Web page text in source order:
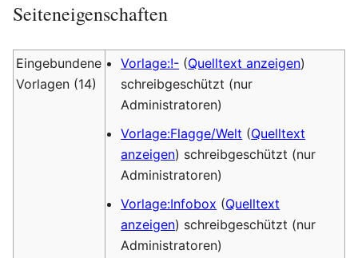
Seiteneigenschaften
Eingebundene
Vorlagen (14)
Vorlage:!- (Quelltext anzeigen)
schreibgeschützt (nur
Administratoren)
Vorlage:Flagge/Welt (Quelltext
anzeigen) schreibgeschützt (nur
Administratoren)
Vorlage:Infobox (Quelltext
anzeigen) schreibgeschützt (nur
Administratoren)